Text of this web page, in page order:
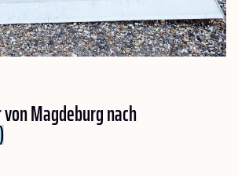
Magdeburg nach